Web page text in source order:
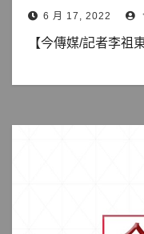
6 月 17, 2022
【今傳媒/記者李祖